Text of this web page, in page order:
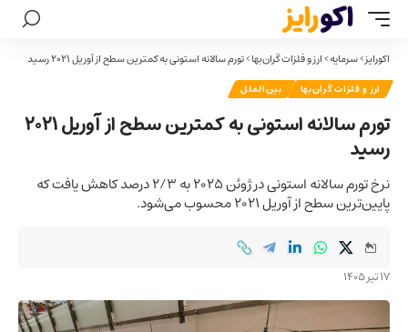
اکورایز>سرمایه>ارز و فلزات گران‌بها>تورم سالانه استونی به کمترین سطح از آوریل ۲۰۲۱ رسید
ارز و فلزات گران‌بها بین‌الملل
تورم سالانه استونی به کمترین سطح از آوریل ۲۰۲۱
رسید
نرخ تورم سالانه استونی در ژوئن ۲۰۲۵ به ۲/۳ درصد کاهش یافت که
پایین‌ترین سطح از آوریل ۲۰۲۱ محسوب می‌شود.
17 تیر 1405